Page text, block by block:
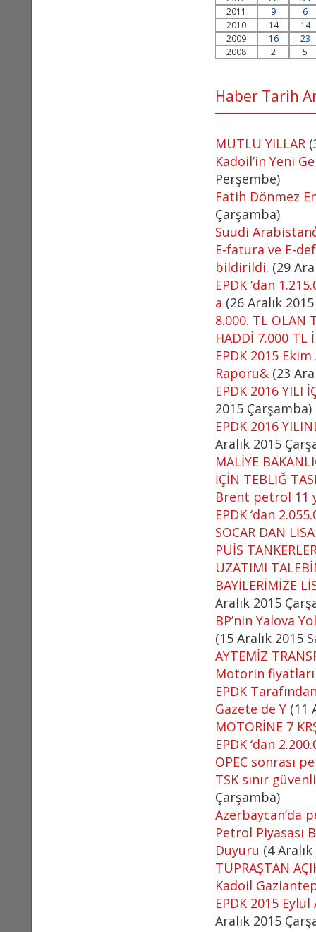
2011
9
6
2010
14
14
2009
16
23
2008
2 5
Haber Tarih
MUTLU YILLAR
Kadoil’in Yeni
Perşembe)
Fatih Dönmez
Çarşamba)
Suudi
E-fatura ve E-
bildirildi. (29
EPDK ‘dan
a (26 Aralık
8.000. TL OLAN
HADDİ 7.000 TL
EPDK 2015 Ekim
Raporu& (23
EPDK 2016 YILI
2015 Çarşamba)
EPDK 2016
Aralık 2015
MALİYE
İÇİN TEBLİĞ
Brent petrol 11
EPDK ‘dan
SOCAR DAN
PÜİS
UZATIMI
BAYİLERİMİZE
Aralık 2015
BP’nin Yalova
(15 Aralık 2015
AYTEMİZ
Motorin
EPDK
Gazete de Y (11
MOTORİNE 7
EPDK ‘dan
OPEC sonrası
TSK sınır
Çarşamba)
Azerbaycan’da
Petrol Piyasası
Duyuru (4
TÜPRAŞTAN
Kadoil
EPDK 2015
Aralık 2015